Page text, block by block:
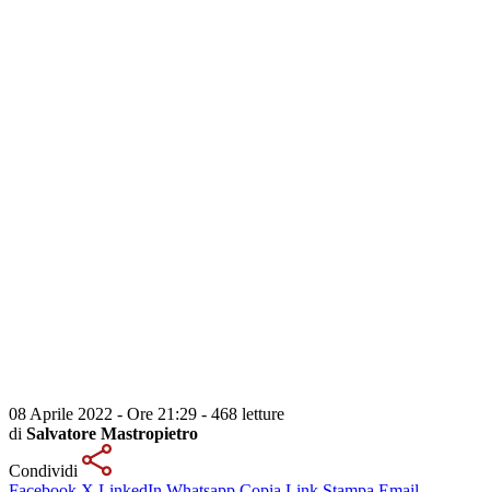
08 Aprile 2022 - Ore 21:29 - 468 letture
di Salvatore Mastropietro
Condividi